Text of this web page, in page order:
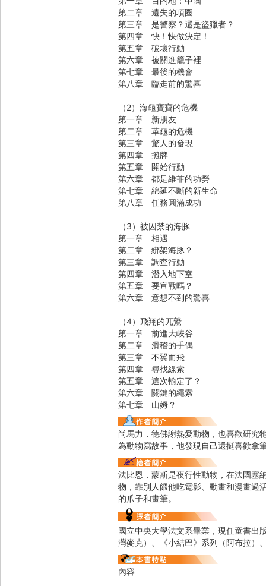
第二章 遺失的項圈
第三章 是警察？還是盜獵者？
第四章 快！快做決定！
第五章 破壞行動
第六章 被關進籠子裡
第七章 最後的機會
第八章 臨走前的驚喜
（2）海龜寶寶的危機
第一章 新朋友
第二章 革龜的危機
第三章 驚人的發現
第四章 攤牌
第五章 開始行動
第六章 都是維菲的功勞
第七章 綿延不斷的新生命
第八章 任務圓滿成功
（3）被囚禁的海豚
第一章 相遇
第二章 綁架海豚？
第三章 調查行動
第四章 潛入地下室
第五章 要宣戰嗎？
第六章 意想不到的驚喜
（4）飛翔的兀鷲
第一章 前進大峽谷
第二章 滑稽的手偶
第三章 不翼而飛
第四章 尋找線索
第五章 這次輸定了？
第六章 關鍵的繩索
第七章 山姆？
尚馬力．德佛謝熱愛動物，也喜歡研究
為動物寫故事，他發現自己還挺喜歡拿
法比恩．蒙斯是夜行性動物，在法國塞
物，靠別人餵他吃電影、動畫和漫畫過
的爪子和畫筆。
國立中央大學法文系畢業，現任童書出
灣麥克）、《小結巴》系列（阿布拉）
內容